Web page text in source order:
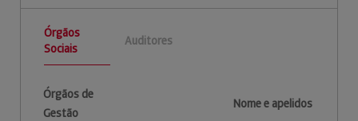
Órgãos
Sociais
Auditores
Órgãos de
Gestão
Nome e apelidos